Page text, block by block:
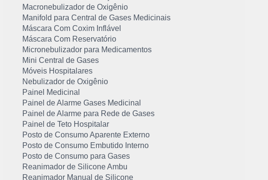
Macronebulizador de Oxigênio
Manifold para Central de Gases Medicinais
Máscara Com Coxim Inflável
Máscara Com Reservatório
Micronebulizador para Medicamentos
Mini Central de Gases
Móveis Hospitalares
Nebulizador de Oxigênio
Painel Medicinal
Painel de Alarme Gases Medicinal
Painel de Alarme para Rede de Gases
Painel de Teto Hospitalar
Posto de Consumo Aparente Externo
Posto de Consumo Embutido Interno
Posto de Consumo para Gases
Reanimador de Silicone Ambu
Reanimador Manual de Silicone